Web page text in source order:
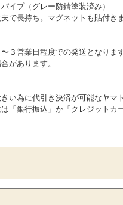
イプ（グレー防錆塗装済み）
で長持ち。マグネットも貼付きま
３営業日程度での発送となりま
があります。
い為に代引き決済が可能なヤマ
「銀行振込」か「クレジットカ